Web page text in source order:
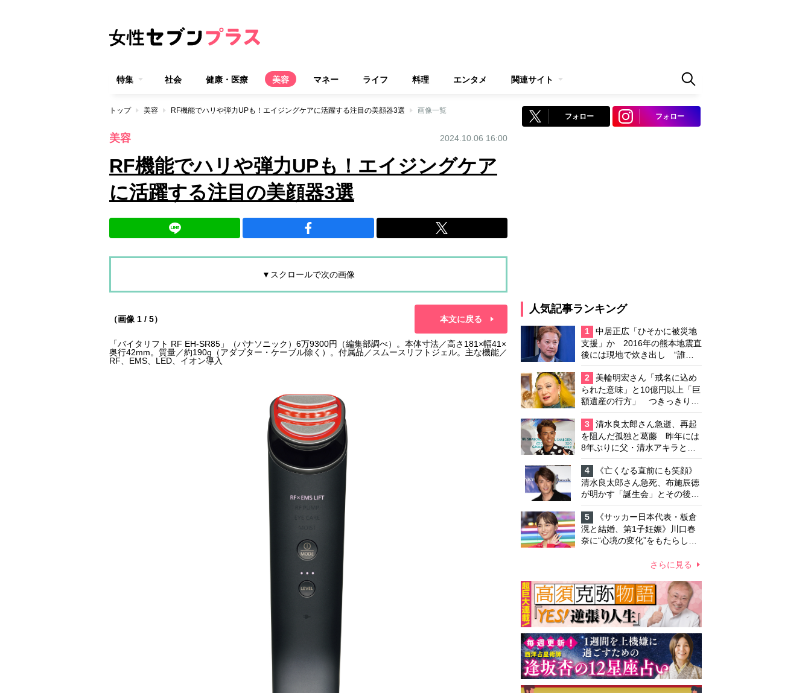
特集 社会 健康・医療 美容 マネー ライフ 料理 エンタメ 関連サイト
トップ 美容 RF機能でハリや弾力UPも！エイジングケアに活躍する注目の美顔器3選 画像一覧
美容 2024.10.06 16:00
RF機能でハリや弾力UPも！エイジングケア
に活躍する注目の美顔器3選
▼スクロールで次の画像
（画像 1 / 5） 本文に戻る
「バイタリフト RF EH-SR85」（パナソニック）6万9300円（編集部調べ）。本体寸法／高さ181×幅41×
奥行42mm。質量／約190g（アダプター・ケーブル除く）。付属品／スムースリフトジェル。主な機能／
RF、EMS、LED、イオン導入
フォロー フォロー
人気記事ランキング
1
中居正広「ひそかに被災地
支援」か 2016年の熊本地震直
後には現地で炊き出し “誰に
も知られなくて良い”と、むし
ろ強まる福祉活動への思い
2
美輪明宏さん「戒名に込め
られた意味」と10億円以上「巨
額遺産の行方」 つきっきりで
私生活をサポートしていた元俳
優が相続か
3
清水良太郎さん急逝、再起
を阻んだ孤独と葛藤 昨年には
8年ぶりに父・清水アキラと共
演、本格的な活動再開に向かっ
ていたが…周囲が懸念していた
「不安定なところ」
4
《亡くなる直前にも笑顔》
清水良太郎さん急死、布施辰徳
が明かす「誕生会」とその後の
メッセージ
5
《サッカー日本代表・板倉
滉と結婚、第1子妊娠》川口春
奈に“心境の変化”をもたらした
って「がんに蝕まれる母」を演
さらに見る